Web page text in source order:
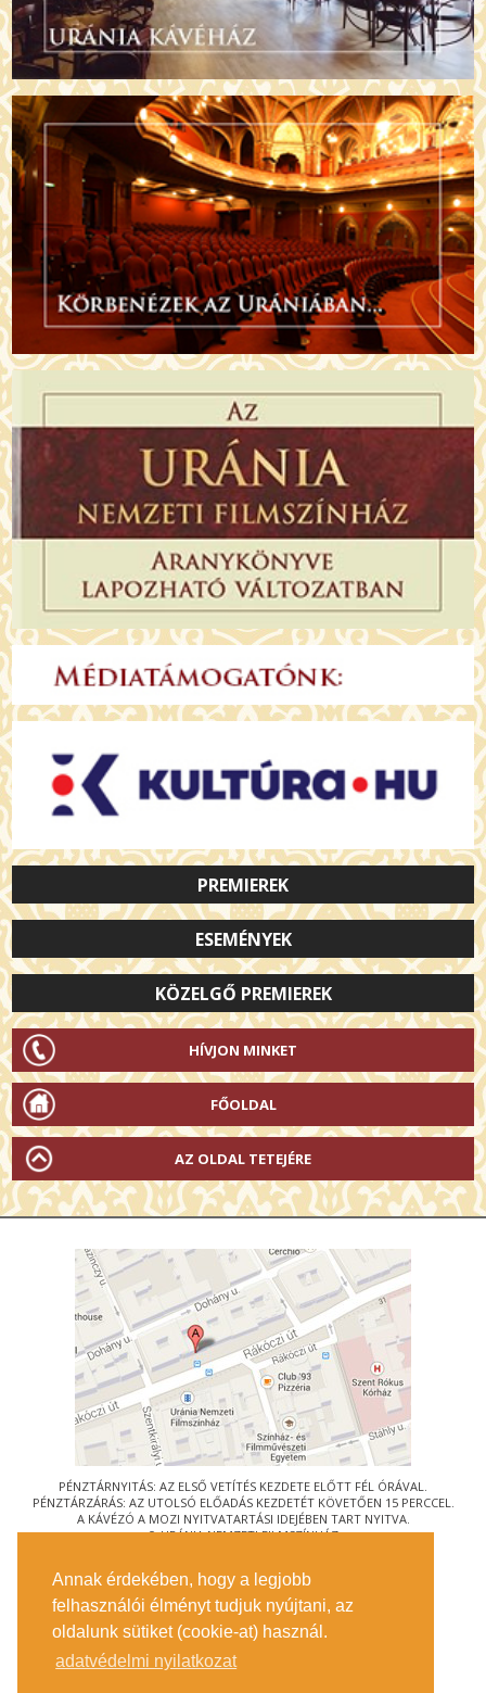
Annak érdekében, hogy a legjobb
felhasználói élményt tudjuk nyújtani, az
oldalunk sütiket (cookie-at) használ.
adatvédelmi nyilatkozat
PREMIEREK
ESEMÉNYEK
KÖZELGŐ PREMIEREK
HÍVJON MINKET
FŐOLDAL
AZ OLDAL TETEJÉRE
PÉNZTÁRNYITÁS: AZ ELSŐ VETÍTÉS KEZDETE ELŐTT FÉL ÓRÁVAL.
PÉNZTÁRZÁRÁS: AZ UTOLSÓ ELŐADÁS KEZDETÉT KÖVETŐEN 15 PERCCEL.
A KÁVÉZÓ A MOZI NYITVATARTÁSI IDEJÉBEN TART NYITVA.
© URÁNIA NEMZETI FILMSZÍNHÁZ
1088 BUDAPEST, RÁKÓCZI ÚT 21.
MEGKÖZELÍTÉS
JEGYINFORMÁCIÓ
ÍRJON NEKÜNK!
KÖZÉRDEKŰ ADATOK